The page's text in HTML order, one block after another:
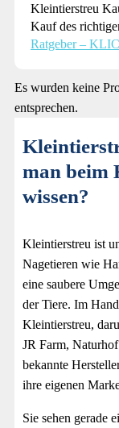
Kleintierstreu
Kauf des
Ratgeber –
Es wurden keine
entsprechen.
man beim
wissen?
Kleintierstreu ist
Nagetieren wie
eine saubere
der Tiere. Im
Kleintierstreu,
JR Farm,
bekannte
ihre eigenen
Sie sehen gerade